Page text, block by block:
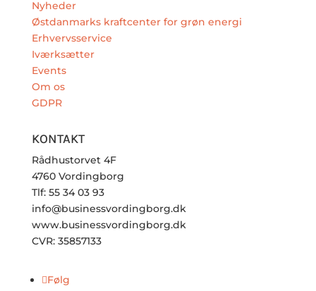
Nyheder
Østdanmarks kraftcenter for grøn energi
Erhvervsservice
Iværksætter
Events
Om os
GDPR
KONTAKT
Rådhustorvet 4F
4760 Vordingborg
Tlf: 55 34 03 93
info@businessvordingborg.dk
www.businessvordingborg.dk
CVR: 35857133
Følg